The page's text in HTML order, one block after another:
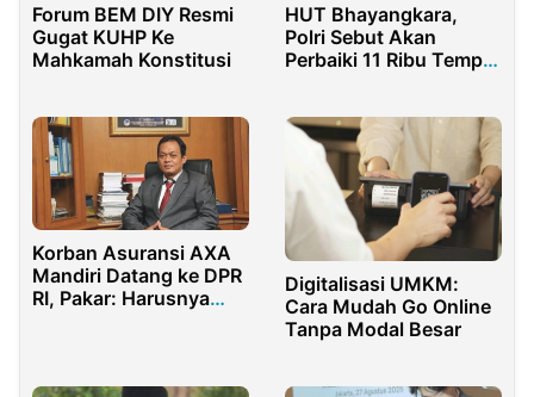
Forum BEM DIY Resmi
Gugat KUHP Ke
Mahkamah Konstitusi
HUT Bhayangkara,
Polri Sebut Akan
Perbaiki 11 Ribu Tempat
Korban Asuransi AXA
Mandiri Datang ke DPR
RI, Pakar: Harusnya
Digitalisasi UMKM:
Cara Mudah Go Online
Tanpa Modal Besar